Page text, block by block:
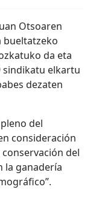
Otsoaren
bueltatzeko
da eta
sindikatu elkartu
dezaten
del
consideración
del
la ganadería